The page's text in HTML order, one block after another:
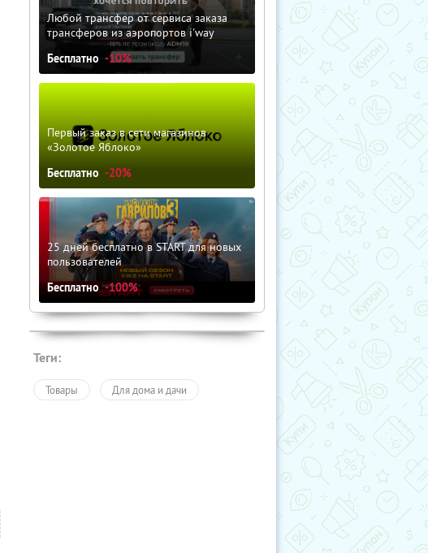
Любой трансфер от сервиса заказа
трансферов из аэропортов i'way
Бесплатно -10%
Первый заказ в сети магазинов
«Золотое Яблоко»
Бесплатно -20%
25 дней бесплатно в START для новых
пользователей
Бесплатно -100%
Теги:
Товары Для дома и дачи